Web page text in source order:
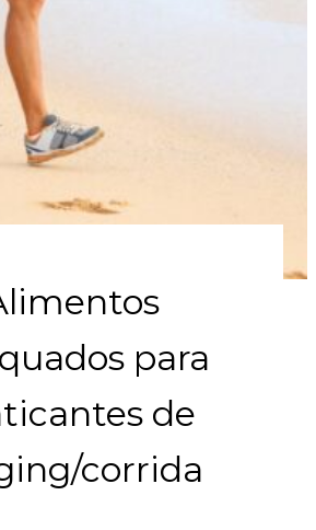
para
de
corrida